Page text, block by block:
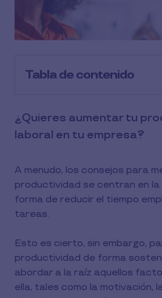
Tabla de contenido
¿Quieres aumentar tu
laboral en tu empresa?
A menudo, los consejos para
productividad se centran en la
forma de reducir el tiempo
tareas.
Esto es cierto, sin embargo,
productividad de forma
abordar a la raíz aquellos
ella, tales como la motivación,